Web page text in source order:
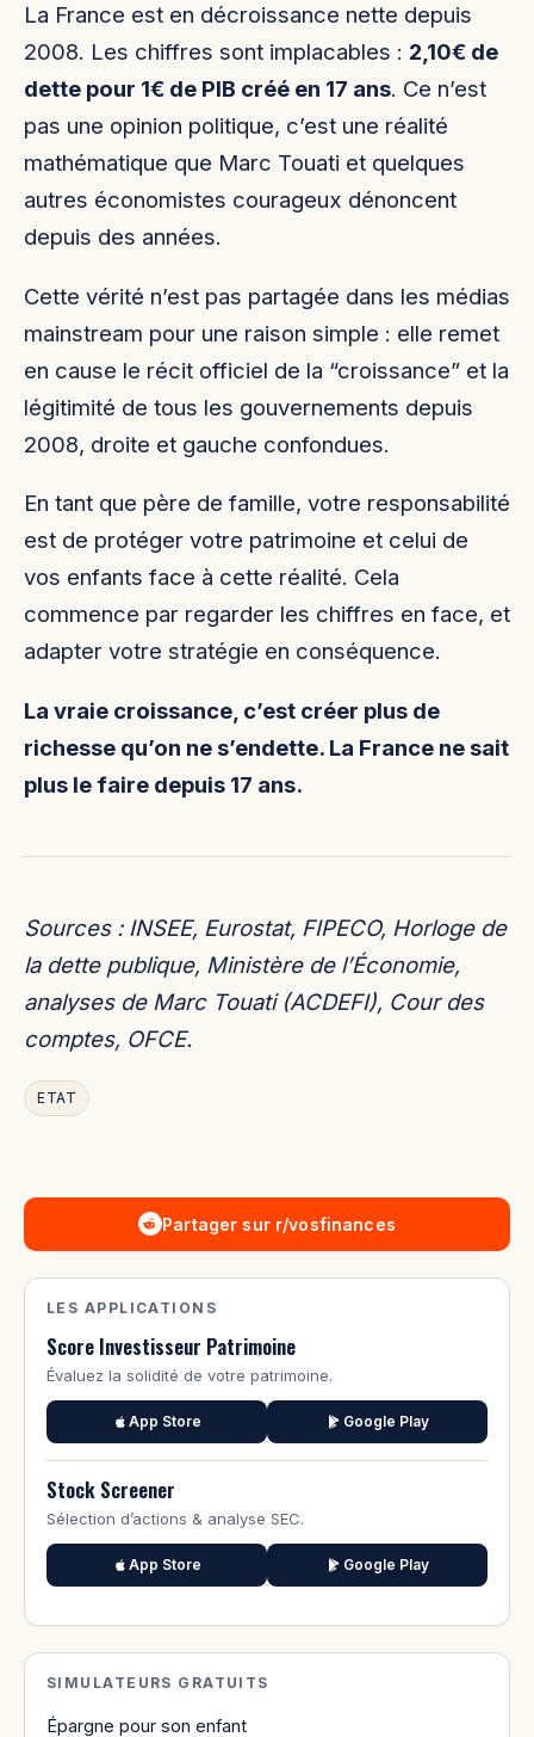
La France est en décroissance nette depuis
2008. Les chiffres sont implacables : 2,10€ de
dette pour 1€ de PIB créé en 17 ans. Ce n’est
pas une opinion politique, c’est une réalité
mathématique que Marc Touati et quelques
autres économistes courageux dénoncent
depuis des années.
Cette vérité n’est pas partagée dans les médias
mainstream pour une raison simple : elle remet
en cause le récit officiel de la “croissance” et la
légitimité de tous les gouvernements depuis
2008, droite et gauche confondues.
En tant que père de famille, votre responsabilité
est de protéger votre patrimoine et celui de
vos enfants face à cette réalité. Cela
commence par regarder les chiffres en face, et
adapter votre stratégie en conséquence.
La vraie croissance, c’est créer plus de
richesse qu’on ne s’endette. La France ne sait
plus le faire depuis 17 ans.
Sources : INSEE, Eurostat, FIPECO, Horloge de
la dette publique, Ministère de l’Économie,
analyses de Marc Touati (ACDEFI), Cour des
comptes, OFCE.
ETAT
Partager sur r/vosfinances
LES APPLICATIONS
Score Investisseur Patrimoine
Évaluez la solidité de votre patrimoine.
App Store Google Play
Stock Screener
Sélection d’actions & analyse SEC.
App Store Google Play
SIMULATEURS GRATUITS
Épargne pour son enfant